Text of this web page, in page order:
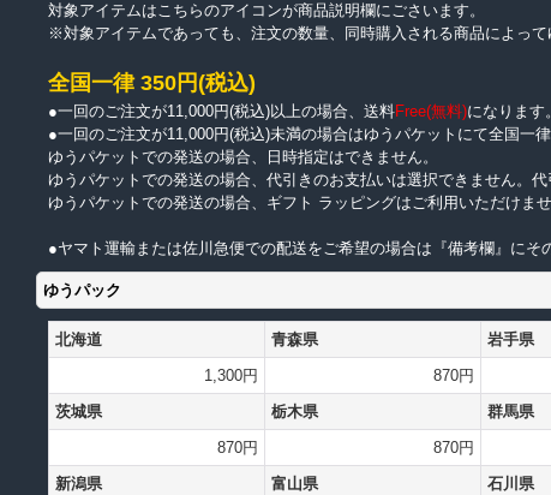
対象アイテムはこちらのアイコンが商品説明欄にごさいます。
※対象アイテムであっても、注文の数量、同時購入される商品によっ
全国一律 350円(税込)
●一回のご注文が11,000円(税込)以上の場合、送料Free(無料)になります。
●一回のご注文が11,000円(税込)未満の場合はゆうパケットにて全国一
ゆうパケットでの発送の場合、日時指定はできません。
ゆうパケットでの発送の場合、代引きのお支払いは選択できません。
ゆうパケットでの発送の場合、ギフト ラッピングはご利用いただけませ
●ヤマト運輸または佐川急便での配送をご希望の場合は『備考欄』に
ゆうパック
北海道 青森県 岩手県
1,300円
870円
茨城県
栃木県 群馬県
870円
870円
新潟県
富山県 石川県